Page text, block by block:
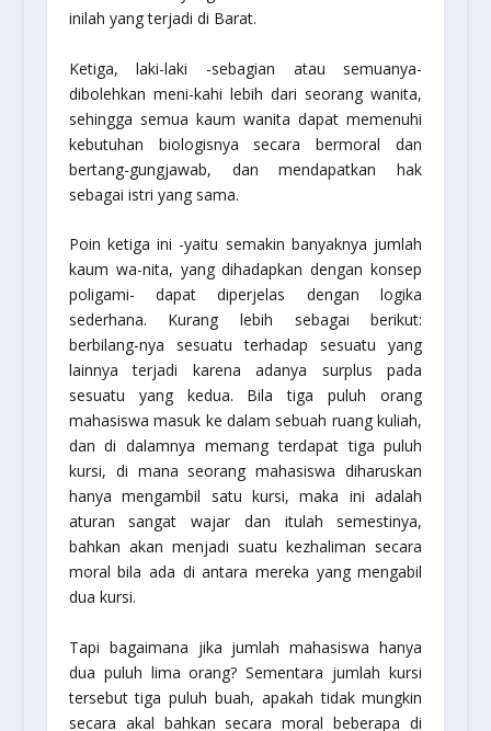
inilah yang terjadi di Barat.
Ketiga, laki-laki -sebagian atau semuanya-
dibolehkan meni-kahi lebih dari seorang wanita,
sehingga semua kaum wanita dapat memenuhi
kebutuhan biologisnya secara bermoral dan
bertang-gungjawab, dan mendapatkan hak
sebagai istri yang sama.
Poin ketiga ini -yaitu semakin banyaknya jumlah
kaum wa-nita, yang dihadapkan dengan konsep
poligami- dapat diperjelas dengan logika
sederhana. Kurang lebih sebagai berikut:
berbilang-nya sesuatu terhadap sesuatu yang
lainnya terjadi karena adanya surplus pada
sesuatu yang kedua. Bila tiga puluh orang
mahasiswa masuk ke dalam sebuah ruang kuliah,
dan di dalamnya memang terdapat tiga puluh
kursi, di mana seorang mahasiswa diharuskan
hanya mengambil satu kursi, maka ini adalah
aturan sangat wajar dan itulah semestinya,
bahkan akan menjadi suatu kezhaliman secara
moral bila ada di antara mereka yang mengabil
dua kursi.
Tapi bagaimana jika jumlah mahasiswa hanya
dua puluh lima orang? Sementara jumlah kursi
tersebut tiga puluh buah, apakah tidak mungkin
secara akal bahkan secara moral beberapa di